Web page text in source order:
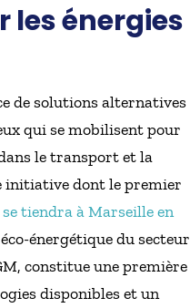
les énergies
de solutions alternatives
qui se mobilisent pour
le transport et la
initiative dont le premier
tiendra à Marseille en
énergétique du secteur
constitue une première
disponibles et un